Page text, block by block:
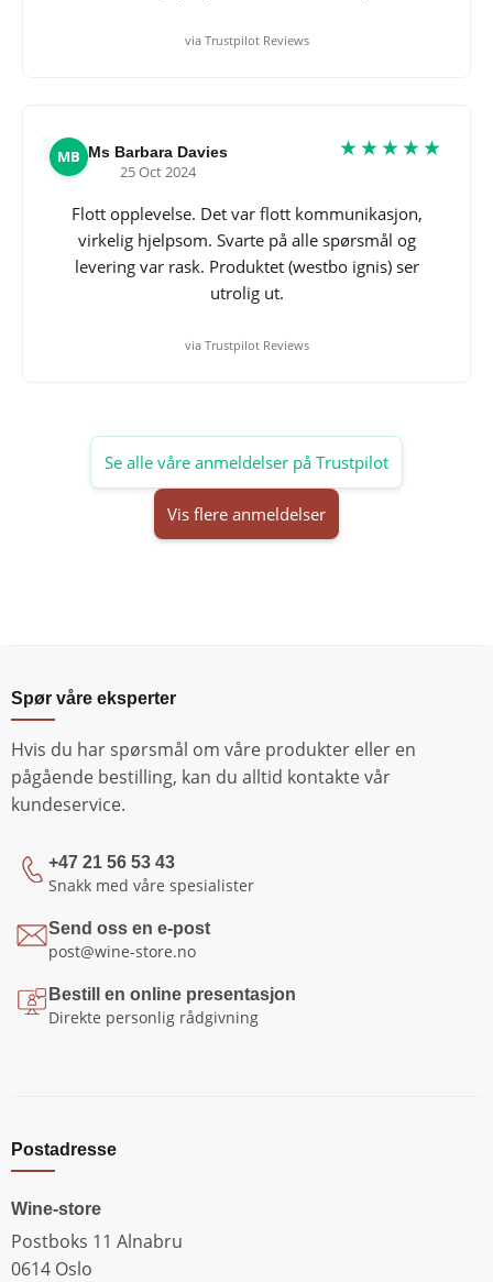
via Trustpilot Reviews
MB Ms Barbara Davies
25 Oct 2024
★★★★★
Flott opplevelse. Det var flott kommunikasjon,
virkelig hjelpsom. Svarte på alle spørsmål og
levering var rask. Produktet (westbo ignis) ser
utrolig ut.
via Trustpilot Reviews
Se alle våre anmeldelser på Trustpilot
Vis flere anmeldelser
Spør våre eksperter
Hvis du har spørsmål om våre produkter eller en
pågående bestilling, kan du alltid kontakte vår
kundeservice.
+47 21 56 53 43
Snakk med våre spesialister
Send oss en e-post
post@wine-store.no
Bestill en online presentasjon
Direkte personlig rådgivning
Postadresse
Wine-store
Postboks 11 Alnabru
0614 Oslo